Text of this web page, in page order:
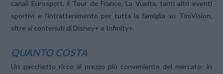
canali Eurosport, il Tour de France, La Vuelta, tanti altri eventi
sportivi e l’intrattenimento per tutta la famiglia su TimVision,
oltre ai contenuti di Disney+ e Infinity+.
QUANTO COSTA
Un pacchetto ricco al prezzo più conveniente del mercato: in